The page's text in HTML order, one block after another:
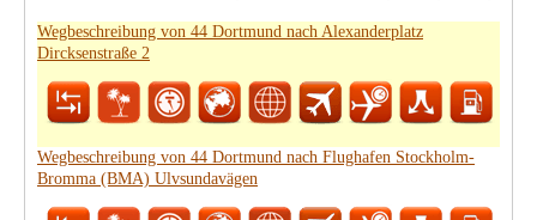
Wegbeschreibung von 44 Dortmund nach Alexanderplatz
Dircksenstraße 2
Wegbeschreibung von 44 Dortmund nach Flughafen Stockholm-
Bromma (BMA) Ulvsundavägen